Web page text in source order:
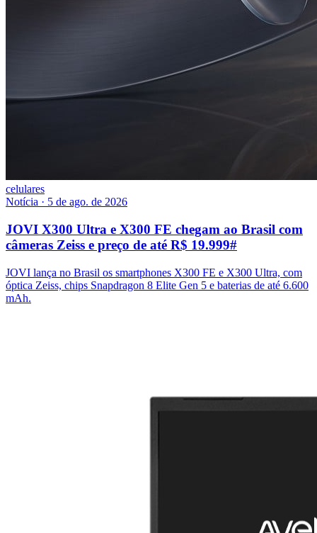
celulares
Notícia · 5 de ago. de 2026
JOVI X300 Ultra e X300 FE chegam ao Brasil com
câmeras Zeiss e preço de até R$ 19.999#
JOVI lança no Brasil os smartphones X300 FE e X300 Ultra, com
óptica Zeiss, chips Snapdragon 8 Elite Gen 5 e baterias de até 6.600
mAh.